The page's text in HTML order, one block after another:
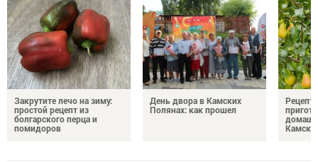
Закрутите лечо на зиму:
простой рецепт из
болгарского перца и
помидоров
День двора в Камских
Полянах: как прошел